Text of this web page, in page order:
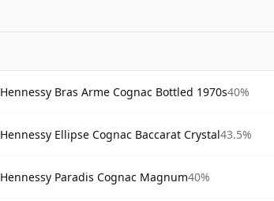
Hennessy Bras Arme Cognac Bottled 1970s40%
Hennessy Ellipse Cognac Baccarat Crystal43.5%
Hennessy Paradis Cognac Magnum40%